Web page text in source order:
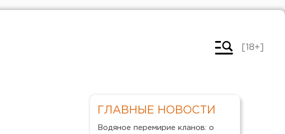
[18+]
ГЛАВНЫЕ НОВОСТИ
Водяное перемирие кланов: о